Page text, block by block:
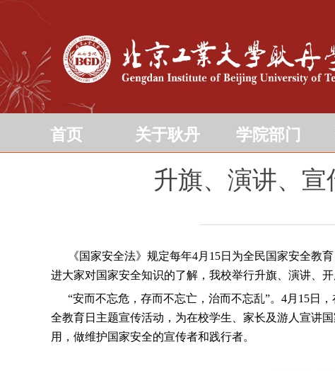
首页 关于耿丹 学院部门
升旗、演讲、
《国家安全法》规定每年4月15日为全民国家安全教
进大家对国家安全知识的了解，我校举行升旗、演讲、
“安而不忘危，存而不忘亡，治而不忘乱”。4月15日
全教育日主题宣传活动，为在校学生、家长及游人宣讲
用，做维护国家安全的宣传者和践行者。